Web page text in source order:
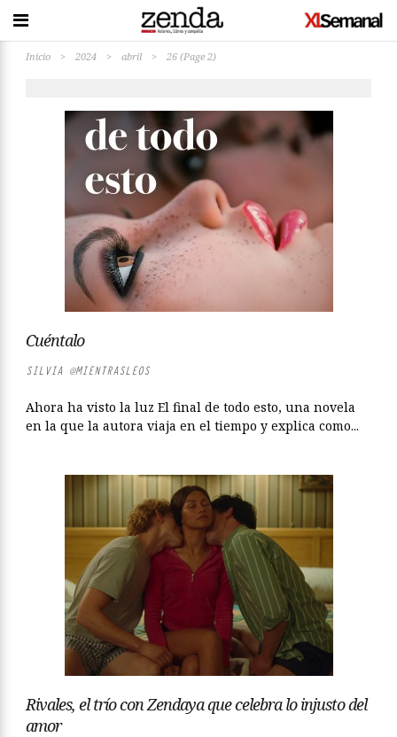
Inicio > 2024 > abril > 26 (Page 2)
Cuéntalo
SILVIA @MIENTRASLEOS
Ahora ha visto la luz El final de todo esto, una novela
en la que la autora viaja en el tiempo y explica como...
Rivales, el trío con Zendaya que celebra lo injusto del
amor